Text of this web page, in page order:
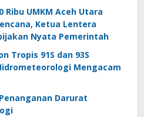
Ribu UMKM Aceh Utara
Ketua Lentera
Nyata Pemerintah
Tropis 91S dan 93S
Mengacam
Darurat